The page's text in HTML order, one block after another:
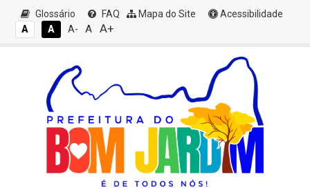
Glossário FAQ Mapa do Site
Acessibilidade
A
A A- A A+